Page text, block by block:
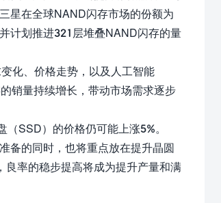
星在全球NAND闪存市场的份额为
计划推进321层堆叠NAND闪存的量
化、价格走势，以及人工智能
销量持续增长，带动市场需求逐步
SSD）的价格仍可能上涨5%。
备的同时，也将重点放在提升晶圆
率的稳步提高将成为提升产量和满